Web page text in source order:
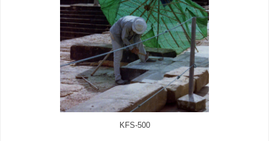
KFS-500